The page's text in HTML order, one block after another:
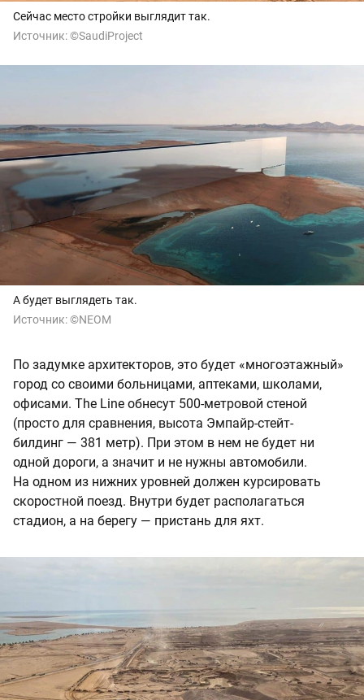
Сейчас место стройки выглядит так.
Источник:©SaudiProject
А будет выглядеть так.
Источник:©NEOM
По задумке архитекторов, это будет «многоэтажный»
город со своими больницами, аптеками, школами,
офисами. The Line обнесут 500-метровой стеной
(просто для сравнения, высота Эмпайр-стейт-
билдинг — 381 метр). При этом в нем не будет ни
одной дороги, а значит и не нужны автомобили.
На одном из нижних уровней должен курсировать
скоростной поезд. Внутри будет располагаться
стадион, а на берегу — пристань для яхт.